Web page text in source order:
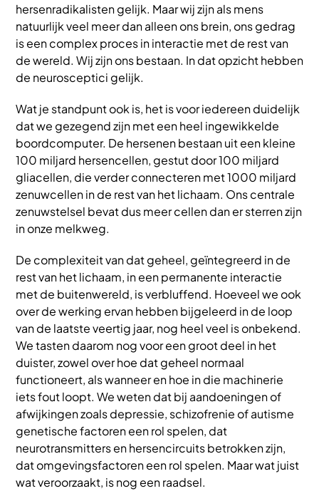
hersenradikalisten gelijk. Maar wij zijn als mens
natuurlijk veel meer dan alleen ons brein, ons gedrag
is een complex proces in interactie met de rest van
de wereld. Wij zijn ons bestaan. In dat opzicht hebben
de neurosceptici gelijk.
Wat je standpunt ook is, het is voor iedereen duidelijk
dat we gezegend zijn met een heel ingewikkelde
boordcomputer. De hersenen bestaan uit een kleine
100 miljard hersencellen, gestut door 100 miljard
gliacellen, die verder connecteren met 1000 miljard
zenuwcellen in de rest van het lichaam. Ons centrale
zenuwstelsel bevat dus meer cellen dan er sterren zijn
in onze melkweg.
De complexiteit van dat geheel, geïntegreerd in de
rest van het lichaam, in een permanente interactie
met de buitenwereld, is verbluffend. Hoeveel we ook
over de werking ervan hebben bijgeleerd in de loop
van de laatste veertig jaar, nog heel veel is onbekend.
We tasten daarom nog voor een groot deel in het
duister, zowel over hoe dat geheel normaal
functioneert, als wanneer en hoe in die machinerie
iets fout loopt. We weten dat bij aandoeningen of
afwijkingen zoals depressie, schizofrenie of autisme
genetische factoren een rol spelen, dat
neurotransmitters en hersencircuits betrokken zijn,
dat omgevingsfactoren een rol spelen. Maar wat juist
wat veroorzaakt, is nog een raadsel.